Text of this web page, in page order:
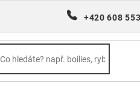
+420 608